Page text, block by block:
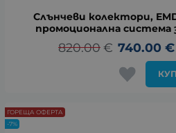
Слънчеви колектори,
промоционална система
820.00 € 740.00 €
ГОРЕЩА ОФЕРТА
-7%